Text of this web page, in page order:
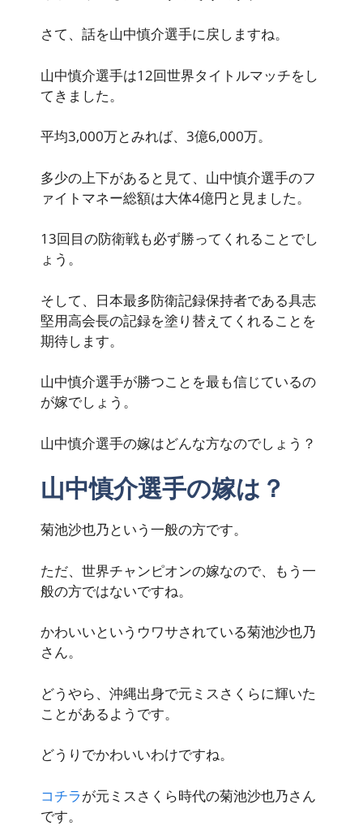
さて、話を山中慎介選手に戻しますね。
山中慎介選手は12回世界タイトルマッチをし
てきました。
平均3,000万とみれば、3億6,000万。
多少の上下があると見て、山中慎介選手のフ
ァイトマネー総額は大体4億円と見ました。
13回目の防衛戦も必ず勝ってくれることでし
ょう。
そして、日本最多防衛記録保持者である具志
堅用高会長の記録を塗り替えてくれることを
期待します。
山中慎介選手が勝つことを最も信じているの
が嫁でしょう。
山中慎介選手の嫁はどんな方なのでしょう？
山中慎介選手の嫁は？
菊池沙也乃という一般の方です。
ただ、世界チャンピオンの嫁なので、もう一
般の方ではないですね。
かわいいというウワサされている菊池沙也乃
さん。
どうやら、沖縄出身で元ミスさくらに輝いた
ことがあるようです。
どうりでかわいいわけですね。
コチラが元ミスさくら時代の菊池沙也乃さん
です。